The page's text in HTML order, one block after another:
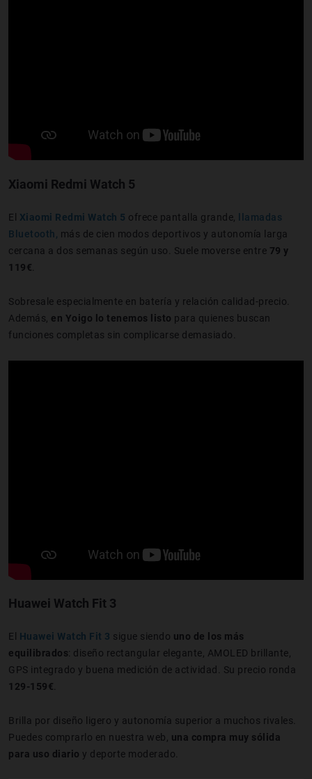
Xiaomi Redmi Watch 5
El Xiaomi Redmi Watch 5 ofrece pantalla grande,
llamadas
Bluetooth,
más de cien modos deportivos y autonomía larga
cercana a dos semanas según uso. Suele moverse entre 79 y
119€
Sobresale especialmente en batería y relación calidad-precio.
Además, en Yoigo lo tenemos listo para quienes buscan
funciones completas sin complicarse demasiado.
Huawei Watch Fit 3
El Huawei Watch Fit 3 sigue siendo uno de los más
equilibrados: diseño rectangular elegante, AMOLED brillante,
GPS integrado y buena medición de actividad. Su precio ronda
129-159€.
Brilla por diseño ligero y autonomía superior a muchos rivales.
Puedes comprarlo en nuestra web, una compra muy sólida
para uso diario y deporte moderado.